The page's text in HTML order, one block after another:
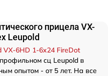
прицела VX-
Leupold
VX-6HD 1-6x24 FireDot
сц Leupold в
опытом - от 5 лет. На все